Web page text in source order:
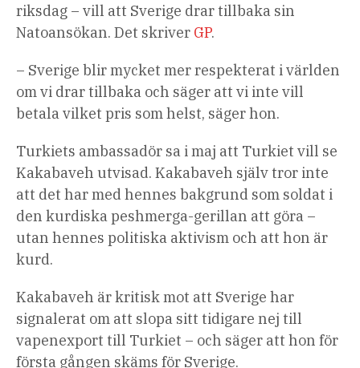
riksdag – vill att Sverige drar tillbaka sin
Natoansökan. Det skriver GP.
– Sverige blir mycket mer respekterat i världen
om vi drar tillbaka och säger att vi inte vill
betala vilket pris som helst, säger hon.
Turkiets ambassadör sa i maj att Turkiet vill se
Kakabaveh utvisad. Kakabaveh själv tror inte
att det har med hennes bakgrund som soldat i
den kurdiska peshmerga-gerillan att göra –
utan hennes politiska aktivism och att hon är
kurd.
Kakabaveh är kritisk mot att Sverige har
signalerat om att slopa sitt tidigare nej till
vapenexport till Turkiet – och säger att hon för
första gången skäms för Sverige.